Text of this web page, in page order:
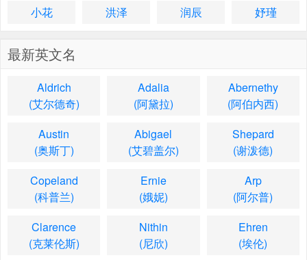
小花
洪泽 润辰 妤瑾
最新英文名
Aldrich
(艾尔德奇)
Adalia
(阿黛拉)
Abernethy
(阿伯内西)
Austin
(奥斯丁)
Abigael
(艾碧盖尔)
Shepard
(谢泼德)
Copeland
(科普兰)
Ernie
(娥妮)
Arp
(阿尔普)
Clarence
(克莱伦斯)
Nithin
(尼欣)
Ehren
(埃伦)